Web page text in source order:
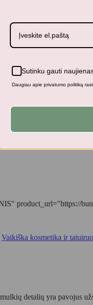
lūpas švelnias ir
product_url="https://
Vaikiška kosmetika ir
detalių yra pavojus
Sutinku gauti
Daugiau apie privatumo politiką